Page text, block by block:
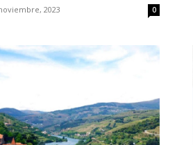
2023 0